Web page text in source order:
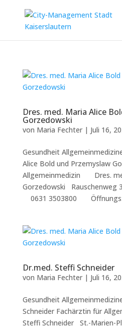
Dres. med. Maria Alice
Gorzedowski
von Maria Fechter| Juli 16,
Gesundheit
Alice Bold und Przemyslaw
Allgemeinmedizin Dres.
Gorzedowski Rauschenweg
0631 3503800
Dr.med. Steffi Schneider
von Maria Fechter| Juli 16,
Gesundheit
Schneider Fachärztin für
Steffi Schneider St.-Marien-